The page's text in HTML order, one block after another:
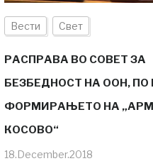
Вести Свет
РАСПРАВА ВО СОВЕТ ЗА
БЕЗБЕДНОСТ НА ООН, ПО
ФОРМИРАЊЕТО НА
КОСОВО“
18.December.2018